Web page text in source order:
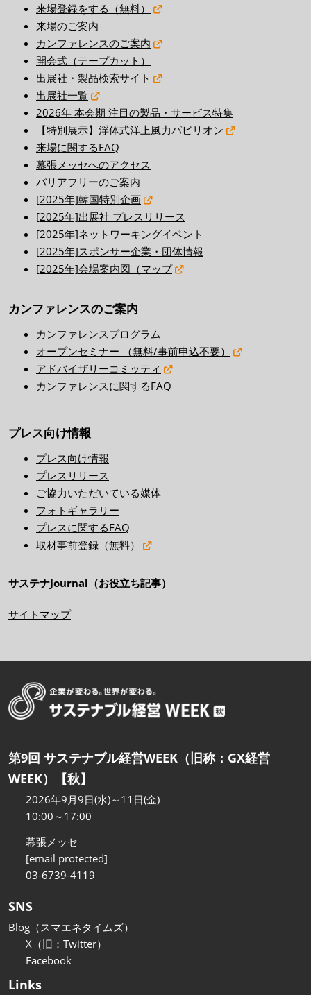
来場登録をする（無料）
来場のご案内
カンファレンスのご案内
開会式（テープカット）
出展社・製品検索サイト
出展社一覧
2026年 本会期 注目の製品・サービス特集
【特別展示】浮体式洋上風力パビリオン
来場に関するFAQ
幕張メッセへのアクセス
バリアフリーのご案内
[2025年]韓国特別企画
[2025年]出展社 プレスリリース
[2025年]ネットワーキングイベント
[2025年]スポンサー企業・団体情報
[2025年]会場案内図（マップ
カンファレンスのご案内
カンファレンスプログラム
オープンセミナー （無料/事前申込不要）
アドバイザリーコミッティ
カンファレンスに関するFAQ
プレス向け情報
プレス向け情報
プレスリリース
ご協力いただいている媒体
フォトギャラリー
プレスに関するFAQ
取材事前登録（無料）
サステナJournal（お役立ち記事）
サイトマップ
第9回 サステナブル経営WEEK（旧称：GX経営
WEEK）【秋】
2026年9月9日(水)～11日(金)
10:00～17:00
幕張メッセ
[email protected]
03-6739-4119
SNS
Blog（スマエネタイムズ）
X（旧：Twitter）
Facebook
Links